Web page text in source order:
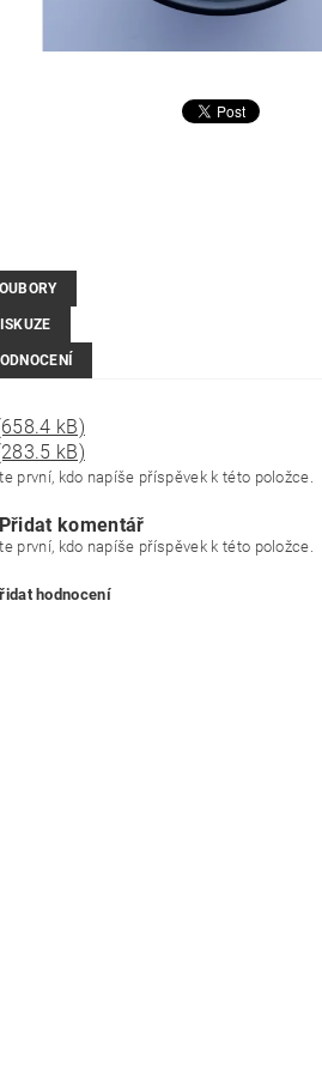
kB)
kB)
první, kdo napíše příspěvek k této položce.
Přidat komentář
první, kdo napíše příspěvek k této položce.
hodnocení